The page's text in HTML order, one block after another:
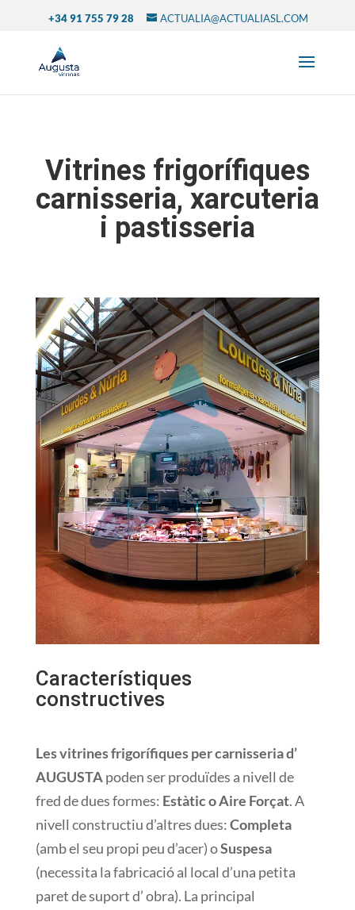
+34 91 755 79 28 ACTUALIA@ACTUALIASL.COM
Vitrines frigorífiques
carnisseria, xarcuteria
i pastisseria
Característiques
constructives
Les vitrines frigorífiques per carnisseria d’
AUGUSTApoden ser produïdes a nivell de
fred de dues formes: Estàtic o Aire Forçat. A
nivell constructiu d’altres dues:Completa
(amb el seu propi peu d’acer) oSuspesa
(necessita la fabricació al local d’una petita
paret de suport d’ obra). La principal